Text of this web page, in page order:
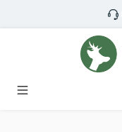
Zum Hauptinhalt springen